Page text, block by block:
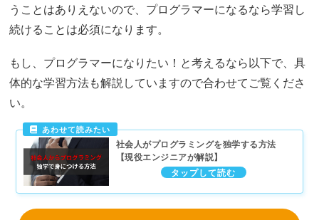
うことはありえないので、プログラマーになるなら学習し
続けることは必須になります。
もし、プログラマーになりたい！と考えるなら以下で、具
体的な学習方法も解説していますので合わせてご覧くださ
い。
社会人がプログラミングを独学する方法
【現役エンジニアが解説】